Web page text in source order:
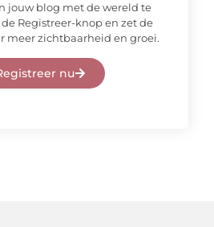
jouw blog met de wereld te
Registreer-knop en zet de
meer zichtbaarheid en groei.
nu